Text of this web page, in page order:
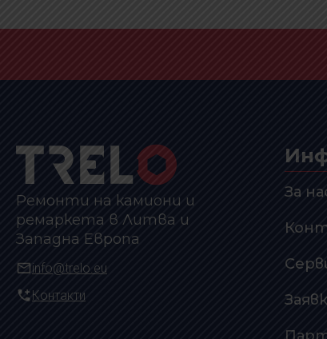
Ремонти на камиони и
ремаркета в Литва и
Западна Европа
info@trelo.eu
Контакти
За